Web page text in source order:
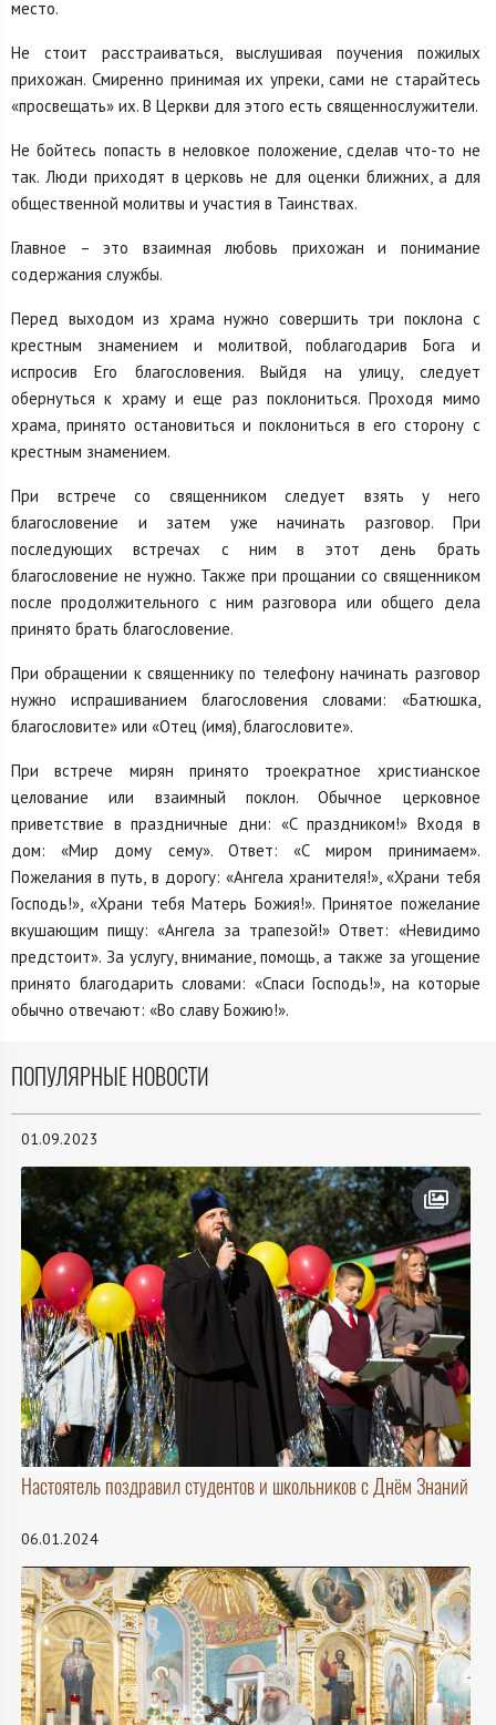
место.
Не стоит расстраиваться, выслушивая поучения пожилых
прихожан. Смиренно принимая их упреки, сами не старайтесь
«просвещать» их. В Церкви для этого есть священнослужители.
Не бойтесь попасть в неловкое положение, сделав что-то не
так. Люди приходят в церковь не для оценки ближних, а для
общественной молитвы и участия в Таинствах.
Главное – это взаимная любовь прихожан и понимание
содержания службы.
Перед выходом из храма нужно совершить три поклона с
крестным знамением и молитвой, поблагодарив Бога и
испросив Его благословения. Выйдя на улицу, следует
обернуться к храму и еще раз поклониться. Проходя мимо
храма, принято остановиться и поклониться в его сторону с
крестным знамением.
При встрече со священником следует взять у него
благословение и затем уже начинать разговор. При
последующих встречах с ним в этот день брать
благословение не нужно. Также при прощании со священником
после продолжительного с ним разговора или общего дела
принято брать благословение.
При обращении к священнику по телефону начинать разговор
нужно испрашиванием благословения словами: «Батюшка,
благословите» или «Отец (имя), благословите».
При встрече мирян принято троекратное христианское
целование или взаимный поклон. Обычное церковное
приветствие в праздничные дни: «С праздником!» Входя в
дом: «Мир дому сему». Ответ: «С миром принимаем».
Пожелания в путь, в дорогу: «Ангела хранителя!», «Храни тебя
Господь!», «Храни тебя Матерь Божия!». Принятое пожелание
вкушающим пищу: «Ангела за трапезой!» Ответ: «Невидимо
предстоит». За услугу, внимание, помощь, а также за угощение
принято благодарить словами: «Спаси Господь!», на которые
обычно отвечают: «Во славу Божию!».
ПОПУЛЯРНЫЕ НОВОСТИ
01.09.2023
Настоятель поздравил студентов и школьников с Днём Знаний
06.01.2024